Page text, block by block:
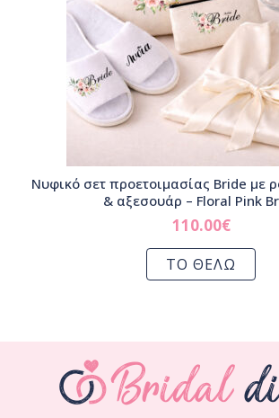
Νυφικό σετ προετοιμασίας Bride με
& αξεσουάρ – Floral Pink
110.00€
ΤΟ ΘΕΛΩ